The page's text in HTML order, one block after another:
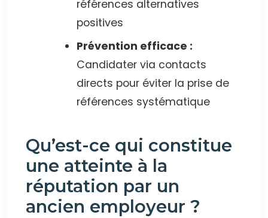
références alternatives
positives
Prévention efficace :
Candidater via contacts
directs pour éviter la prise de
références systématique
Qu’est-ce qui constitue
une atteinte à la
réputation par un
ancien employeur ?